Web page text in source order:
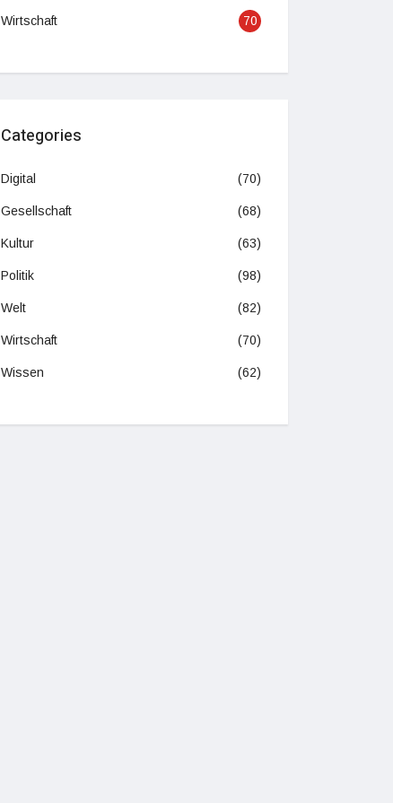
Wirtschaft 70
Categories
Digital (70)
Gesellschaft (68)
Kultur (63)
Politik (98)
Welt (82)
Wirtschaft (70)
Wissen (62)